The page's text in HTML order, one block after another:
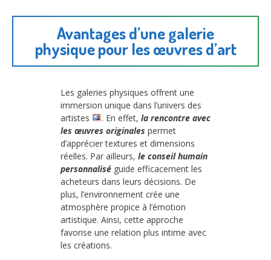
Avantages d’une galerie
physique pour les œuvres d’art
Les galeries physiques offrent une
immersion unique dans l’univers des
artistes
. En effet, la rencontre avec
les œuvres originales permet
d’apprécier textures et dimensions
réelles. Par ailleurs, le conseil humain
personnalisé guide efficacement les
acheteurs dans leurs décisions. De
plus, l’environnement crée une
atmosphère propice à l’émotion
artistique. Ainsi, cette approche
favorise une relation plus intime avec
les créations.